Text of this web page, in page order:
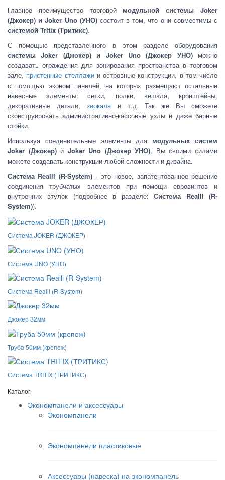
Главное преимущество торговой модульной системы Joker
(Джокер) и Joker Uno (УНО)состоит в том, что они совместимы с
системой Tritix (Тритикс).
С помощью представленного в этом разделе оборудования
системы Joker (Джокер) и Joker Uno (Джокер УНО)можно
создавать ограждения для зонирования пространства в торговом
зале, пристенные стеллажии островные конструкции, в том числе
с помощью эконом панелей, на которых размещают остальные
навесные элементы: сетки, полки, вешала, кронштейны,
декоративные детали, зеркалаи т.д. Так же Вы сможете
сконструировать административно-кассовые узлы и даже барные
стойки.
Используя соединительные элементы для модульных систем
Joker (Джокер) и Joker Uno (Джокер УНО), Вы своими силами
можете создавать конструкции любой сложности и дизайна.
Система Realll (R-System)- это новое, запатентованное решение
соединения трубчатых элементов при помощи евровинтов и
внутренних втулок (подробнее в разделе:Система Realll (R-
System)).
Система JOKER (ДЖОКЕР)
Система UNO (УНО)
Система Realll (R-System)
Джокер 32мм
Труба 50мм (крепеж)
Система TRITIX (ТРИТИКС)
Каталог
Экономпанели и аксессуары
Экономпанели
Экономпанели пластиковые
Аксессуары (навеска) на экономпанель